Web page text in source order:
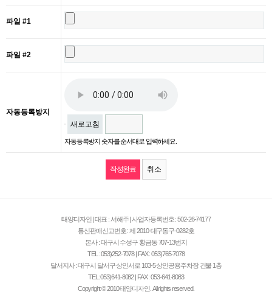
파일 #1
파일 #2
자동등록방지
새로고침
자동등록방지 숫자를 순서대로 입력하세요.
취소
태양디자인 | 대표 : 서해주 | 사업자등록번호 : 502-26-74177
통신판매신고번호 : 제 2010-대구동구-0282호
본사 : 대구시 수성구 황금동 707-13번지
TEL : 053)252-7078 | FAX : 053)765-7078
달서지사 : 대구시 달서구 상인서로 103-5 상인공용주차장 건물 1층
TEL: 053)641-8082 | FAX : 053-641-8083
Copyright © 2010 태양디자인. All rights reserved.